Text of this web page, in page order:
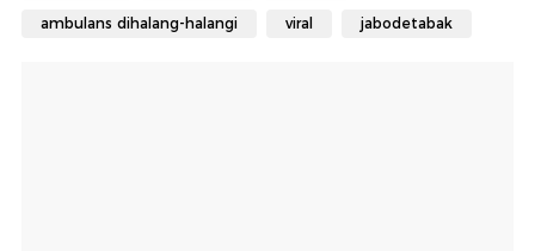
ambulans dihalang-halangi viral jabodetabak